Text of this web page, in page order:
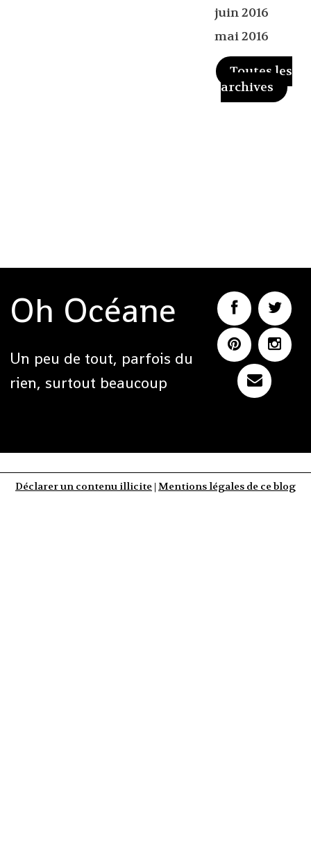
juin 2016
mai 2016
Toutes les
archives
Oh Océane
Un peu de tout, parfois du
rien, surtout beaucoup
Déclarer un contenu illicite | Mentions légales de ce blog